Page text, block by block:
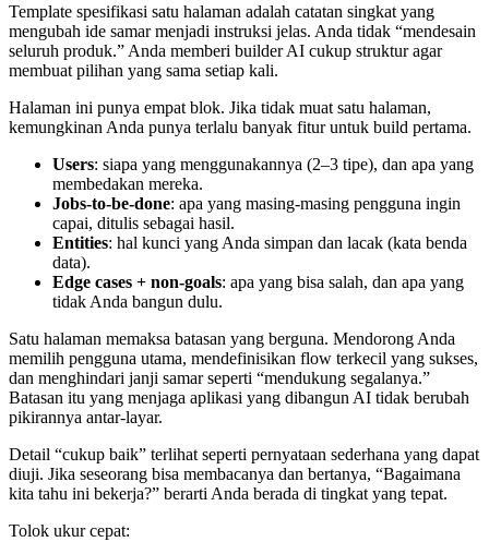
Template spesifikasi satu halaman adalah catatan singkat yang
mengubah ide samar menjadi instruksi jelas. Anda tidak “mendesain
seluruh produk.” Anda memberi builder AI cukup struktur agar
membuat pilihan yang sama setiap kali.
Halaman ini punya empat blok. Jika tidak muat satu halaman,
kemungkinan Anda punya terlalu banyak fitur untuk build pertama.
Users: siapa yang menggunakannya (2–3 tipe), dan apa yang
membedakan mereka.
Jobs-to-be-done: apa yang masing-masing pengguna ingin
capai, ditulis sebagai hasil.
Entities: hal kunci yang Anda simpan dan lacak (kata benda
data).
Edge cases + non-goals: apa yang bisa salah, dan apa yang
tidak Anda bangun dulu.
Satu halaman memaksa batasan yang berguna. Mendorong Anda
memilih pengguna utama, mendefinisikan flow terkecil yang sukses,
dan menghindari janji samar seperti “mendukung segalanya.”
Batasan itu yang menjaga aplikasi yang dibangun AI tidak berubah
pikirannya antar-layar.
Detail “cukup baik” terlihat seperti pernyataan sederhana yang dapat
diuji. Jika seseorang bisa membacanya dan bertanya, “Bagaimana
kita tahu ini bekerja?” berarti Anda berada di tingkat yang tepat.
Tolok ukur cepat: